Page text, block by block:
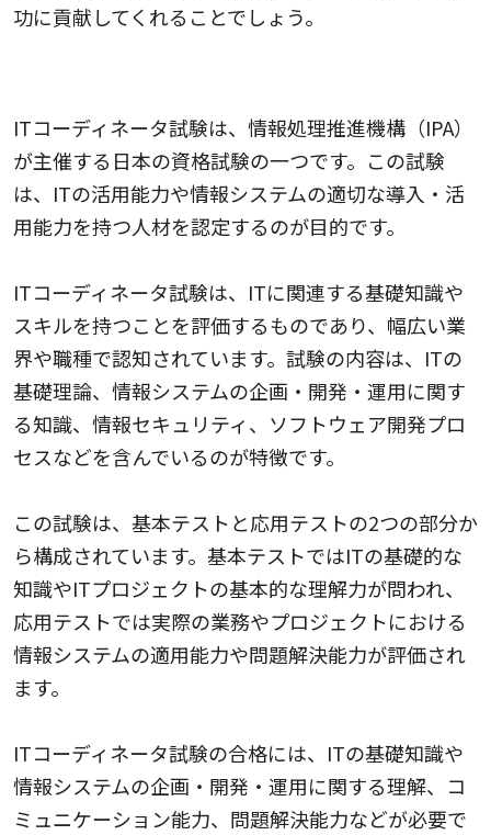
功に貢献してくれることでしょう。
ITコーディネータ試験は、情報処理推進機構（IPA）
が主催する日本の資格試験の一つです。この試験
は、ITの活用能力や情報システムの適切な導入・活
用能力を持つ人材を認定するのが目的です。
ITコーディネータ試験は、ITに関連する基礎知識や
スキルを持つことを評価するものであり、幅広い業
界や職種で認知されています。試験の内容は、ITの
基礎理論、情報システムの企画・開発・運用に関す
る知識、情報セキュリティ、ソフトウェア開発プロ
セスなどを含んでいるのが特徴です。
この試験は、基本テストと応用テストの2つの部分か
ら構成されています。基本テストではITの基礎的な
知識やITプロジェクトの基本的な理解力が問われ、
応用テストでは実際の業務やプロジェクトにおける
情報システムの適用能力や問題解決能力が評価され
ます。
ITコーディネータ試験の合格には、ITの基礎知識や
情報システムの企画・開発・運用に関する理解、コ
ミュニケーション能力、問題解決能力などが必要で